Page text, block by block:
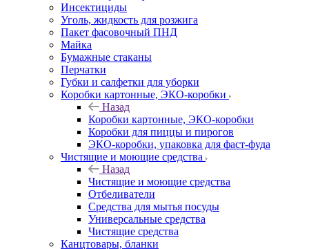
Инсектициды
Уголь, жидкость для розжига
Пакет фасовочный ПНД
Майка
Бумажные стаканы
Перчатки
Губки и салфетки для уборки
Коробки картонные, ЭКО-коробки
Назад
Коробки картонные, ЭКО-коробки
Коробки для пиццы и пирогов
ЭКО-коробки, упаковка для фаст-фуда
Чистящие и моющие средства
Назад
Чистящие и моющие средства
Отбеливатели
Средства для мытья посуды
Универсальные средства
Чистящие средства
Канцтовары, бланки